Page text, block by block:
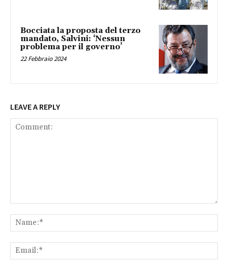
Bocciata la proposta del terzo
mandato, Salvini: ‘Nessun
problema per il governo’
22 Febbraio 2024
LEAVE A REPLY